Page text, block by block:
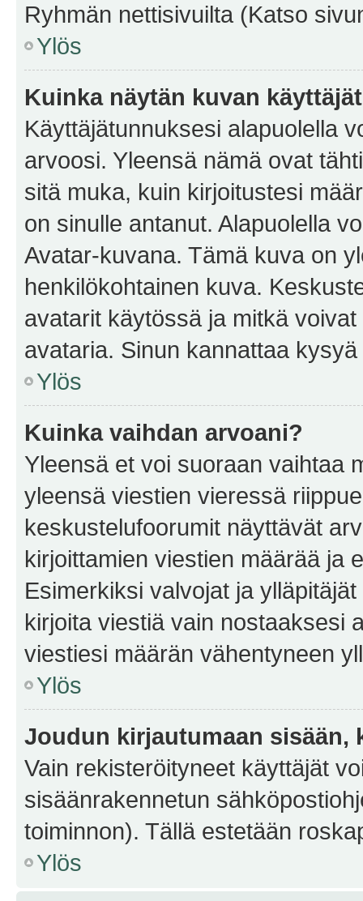
Ryhmän nettisivuilta (Katso
Ylös
Kuinka näytän kuvan
Käyttäjätunnuksesi alapuolella
arvoosi. Yleensä nämä ovat
sitä muka, kuin kirjoitustesi
on sinulle antanut. Alapuolella
Avatar-kuvana. Tämä kuva on
henkilökohtainen kuva.
avatarit käytössä ja mitkä
avataria. Sinun kannattaa
Ylös
Kuinka vaihdan arvoani?
Yleensä et voi suoraan vaihtaa
yleensä viestien vieressä
keskustelufoorumit näyttävät
kirjoittamien viestien määrää ja
Esimerkiksi valvojat ja
kirjoita viestiä vain nostaaksesi
viestiesi määrän vähentyneen
Ylös
Joudun kirjautumaan sisään,
Vain rekisteröityneet käyttäjät
sisäänrakennetun
toiminnon). Tällä estetään
Ylös